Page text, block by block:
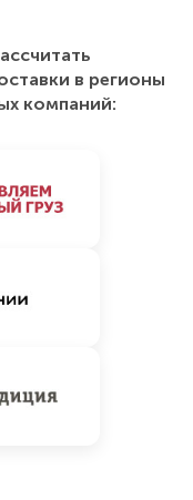
в регионы
компаний: